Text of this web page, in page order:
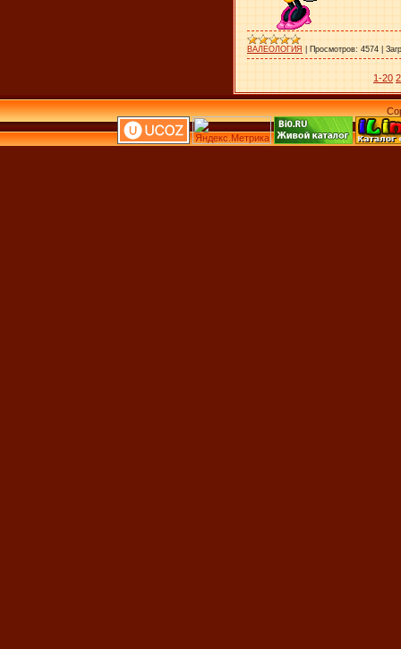
ВАЛЕОЛОГИЯ Просмотров: 4574
1-20